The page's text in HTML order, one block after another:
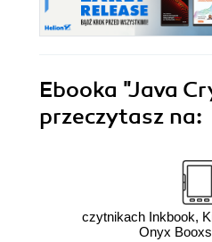
Ebooka "Java
przeczytasz na:
czytnikach Inkbook,
Onyx